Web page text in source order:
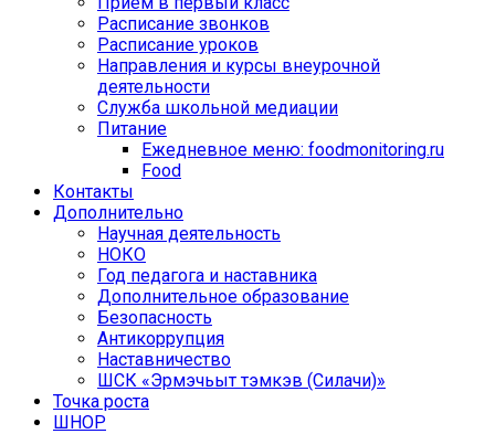
Расписание звонков
Расписание уроков
Направления и курсы внеурочной
деятельности
Служба школьной медиации
Питание
Ежедневное меню: foodmonitoring.ru
Food
Контакты
Дополнительно
Научная деятельность
НОКО
Год педагога и наставника
Дополнительное образование
Безопасность
Антикоррупция
Наставничество
ШСК «Эрмэчьыт тэмкэв (Силачи)»
Точка роста
ШНОР